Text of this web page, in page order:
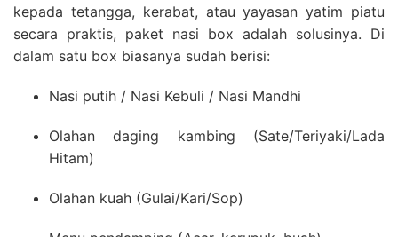
kepada tetangga, kerabat, atau yayasan yatim piatu
secara praktis, paket nasi box adalah solusinya. Di
dalam satu box biasanya sudah berisi:
Nasi putih / Nasi Kebuli / Nasi Mandhi
Olahan daging kambing (Sate/Teriyaki/Lada
Hitam)
Olahan kuah (Gulai/Kari/Sop)